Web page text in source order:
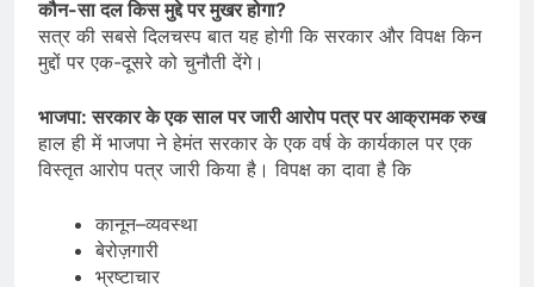
कौन-सा दल किस मुद्दे पर मुखर होगा?
सत्र की सबसे दिलचस्प बात यह होगी कि सरकार और विपक्ष किन
मुद्दों पर एक-दूसरे को चुनौती देंगे।
भाजपा: सरकार के एक साल पर जारी आरोप पत्र पर आक्रामक रुख
हाल ही में भाजपा ने हेमंत सरकार के एक वर्ष के कार्यकाल पर एक
विस्तृत आरोप पत्र जारी किया है। विपक्ष का दावा है कि
कानून–व्यवस्था
बेरोज़गारी
भ्रष्टाचार